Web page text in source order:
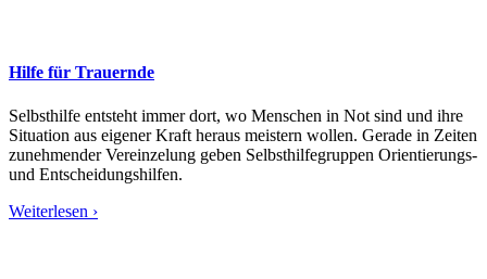
Hilfe für Trauernde
Selbsthilfe entsteht immer dort, wo Menschen in Not sind und ihre
Situation aus eigener Kraft heraus meistern wollen. Gerade in Zeiten
zunehmender Vereinzelung geben Selbsthilfegruppen Orientierungs-
und Entscheidungshilfen.
Weiterlesen ›